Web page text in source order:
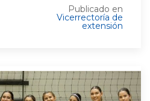
Publicado en
Vicerrectoría de
extensión